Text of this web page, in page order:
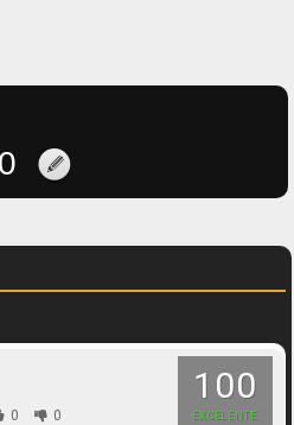
100
EXCELENTE
0 0